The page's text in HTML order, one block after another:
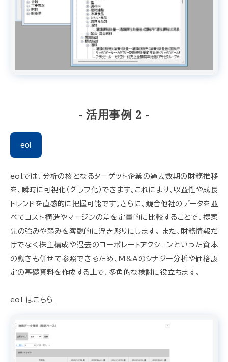
- 活用事例 2 -
eol
eolでは、分析の核となるターゲット企業の過去数期の財務推移
を、瞬時に可視化（グラフ化）できます。これにより、収益性や成長
トレンドを直感的に把握可能です。さらに、競合他社のデータを並
べてコスト構造やマージンの差を定量的に比較することで、提案
先の強みや弱みを客観的に浮き彫りにします。 また、財務情報だ
けでなく株主構成や過去のコーポレートアクションといった資本
の動きも併せて参照できるため、M&Aのシナジー分析や価格設
定の基礎資料を作成する上で、多角的な検討に役立ちます。
eol はこちら